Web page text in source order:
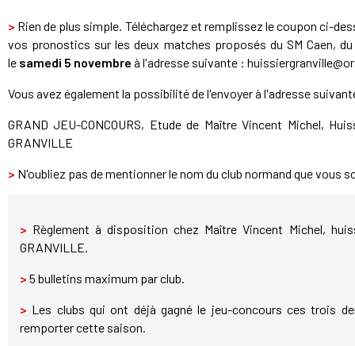
> Rien de plus simple. Téléchargez et remplissez le coupon ci-
vos pronostics sur les deux matches proposés du SM Caen,
le samedi 5 novembre à l'adresse suivante :
Vous avez également la possibilité de l'envoyer à l'adresse
GRAND JEU-CONCOURS, Etude de Maître Vincent Michel,
GRANVILLE
> N'oubliez pas de mentionner le nom du club normand que vous
> Règlement à disposition chez Maître Vincent Michel,
GRANVILLE.
> 5 bulletins maximum par club.
> Les clubs qui ont déjà gagné le jeu-concours ces trois
remporter cette saison.